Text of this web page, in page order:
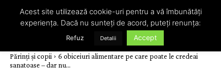
Părinți și copii
6 obiceiuri alimentare pe care poate le credeai
sanatoase – dar nu...
Acest site utilizează cookie-uri pentru a vă îmbunătăți
experiența. Dacă nu sunteți de acord, puteți renunța:
Refuz Detalii Accept